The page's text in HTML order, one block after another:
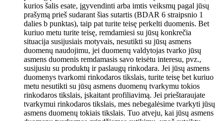
kurios šalis esate, įgyvendinti arba imtis veiksmų pagal jūsų
prašymą prieš sudarant šias sutartis (BDAR 6 straipsnio 1
dalies b punktas), taip pat turite teisę perkelti duomenis. Bet
kuriuo metu turite teisę, remdamiesi su jūsų konkrečia
situacija susijusiais motyvais, nesutikti su jūsų asmens
duomenų naudojimu, jei duomenų valdytojas tvarko jūsų
asmens duomenis remdamasis savo teisėtu interesu, pvz.,
susijusiu su produktų ir paslaugų rinkodara. Jei jūsų asmens
duomenys tvarkomi rinkodaros tikslais, turite teisę bet kuriuo
metu nesutikti su jūsų asmens duomenų tvarkymu tokios
rinkodaros tikslais, įskaitant profiliavimą. Jei prieštaraujate
tvarkymui rinkodaros tikslais, mes nebegalėsime tvarkyti jūsų
asmens duomenų tokiais tikslais. Tuo atveju, kai jūsų asmens